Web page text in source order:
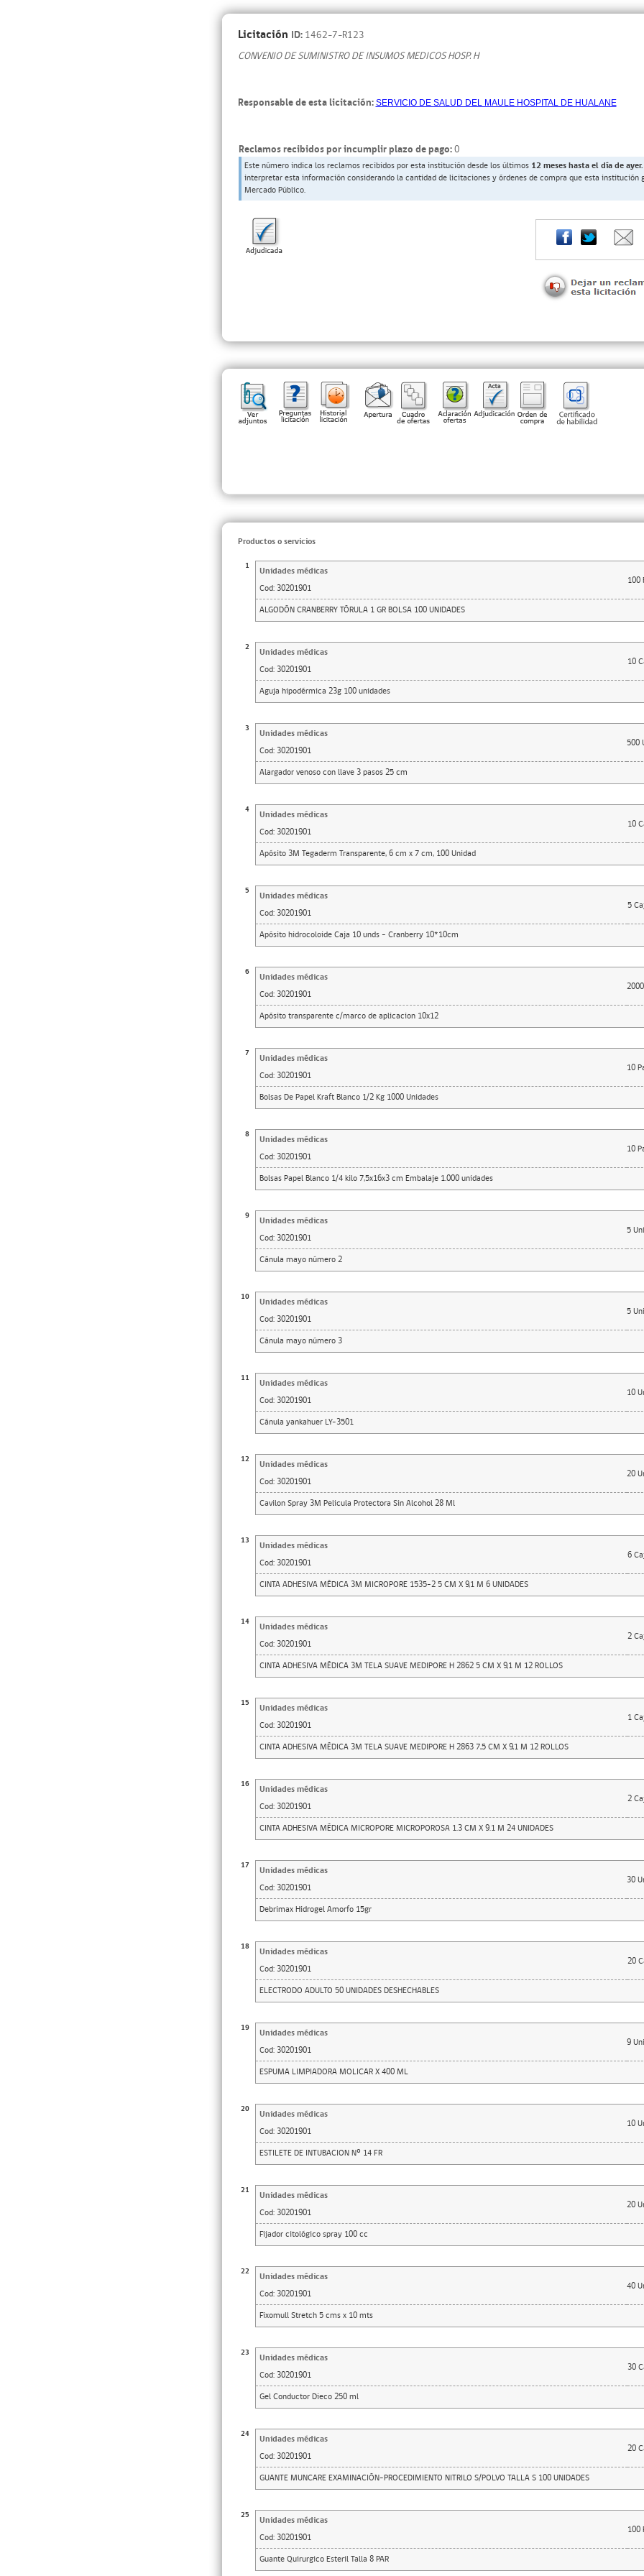
Licitación ID: 1462-7-R123
CONVENIO DE SUMINISTRO DE INSUMOS MEDICOS HOSP. H
Responsable de esta licitación:SERVICIO DE SALUD DEL MAULE HOSPITAL DE HUALANE
Reclamos recibidos por incumplir plazo de pago:0
Este número indica los reclamos recibidos por esta institución desde los últimos 12 meses hasta el día de ayer.
interpretar esta información considerando la cantidad de licitaciones y órdenes de compra que esta institución
Mercado Público.
Productos o servicios
1 Unidades médicas
100
Cod: 30201901
ALGODÓN CRANBERRY TÓRULA 1 GR BOLSA 100 UNIDADES
2 Unidades médicas
10
Cod: 30201901
Aguja hipodérmica 23g 100 unidades
3 Unidades médicas
500
Cod: 30201901
Alargador venoso con llave 3 pasos 25 cm
4 Unidades médicas
10
Cod: 30201901
Apósito 3M Tegaderm Transparente, 6 cm x 7 cm, 100 Unidad
5 Unidades médicas
5
Cod: 30201901
Apósito hidrocoloide Caja 10 unds – Cranberry 10*10cm
6 Unidades médicas
2000
Cod: 30201901
Apósito transparente c/marco de aplicacion 10x12
7 Unidades médicas
10
Cod: 30201901
Bolsas De Papel Kraft Blanco 1/2 Kg 1000 Unidades
8 Unidades médicas
10
Cod: 30201901
Bolsas Papel Blanco 1/4 kilo 7,5x16x3 cm Embalaje 1.000 unidades
9 Unidades médicas
5
Cod: 30201901
Cánula mayo número 2
10 Unidades médicas
5
Cod: 30201901
Cánula mayo número 3
11 Unidades médicas
10
Cod: 30201901
Cánula yankahuer LY-3501
12 Unidades médicas
20
Cod: 30201901
Cavilon Spray 3M Pelicula Protectora Sin Alcohol 28 Ml
13 Unidades médicas
6
Cod: 30201901
CINTA ADHESIVA MÉDICA 3M MICROPORE 1535-2 5 CM X 9,1 M 6 UNIDADES
14 Unidades médicas
2
Cod: 30201901
CINTA ADHESIVA MÉDICA 3M TELA SUAVE MEDIPORE H 2862 5 CM X 9,1 M 12 ROLLOS
15 Unidades médicas
1
Cod: 30201901
CINTA ADHESIVA MÉDICA 3M TELA SUAVE MEDIPORE H 2863 7,5 CM X 9,1 M 12 ROLLOS
16 Unidades médicas
2
Cod: 30201901
CINTA ADHESIVA MÉDICA MICROPORE MICROPOROSA 1.3 CM X 9.1 M 24 UNIDADES
17 Unidades médicas
30
Cod: 30201901
Debrimax Hidrogel Amorfo 15gr
18 Unidades médicas
20
Cod: 30201901
ELECTRODO ADULTO 50 UNIDADES DESHECHABLES
19 Unidades médicas
9
Cod: 30201901
ESPUMA LIMPIADORA MOLICAR X 400 ML
20 Unidades médicas
10
Cod: 30201901
ESTILETE DE INTUBACION Nº 14 FR
21 Unidades médicas
20
Cod: 30201901
Fijador citológico spray 100 cc
22 Unidades médicas
40
Cod: 30201901
Fixomull Stretch 5 cms x 10 mts
23 Unidades médicas
30
Cod: 30201901
Gel Conductor Dieco 250 ml
24 Unidades médicas
20
Cod: 30201901
GUANTE MUNCARE EXAMINACIÓN-PROCEDIMIENTO NITRILO S/POLVO TALLA S 100 UNIDADES
25 Unidades médicas
100
Cod: 30201901
Guante Quirurgico Esteril Talla 8 PAR